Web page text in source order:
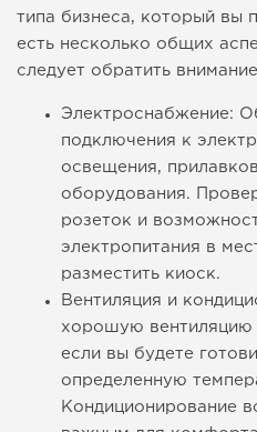
типа бизнеса, который вы
есть несколько общих
следует обратить
Электроснабжение:
подключения к
освещения,
оборудования.
розеток и
электропитания в
разместить киоск.
Вентиляция и
хорошую вентиляцию
если вы будете
определенную
Кондиционирование